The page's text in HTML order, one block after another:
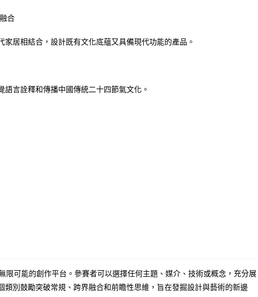
合
居相結合，設計既有文化底蘊又具備現代功能的產品。
言詮釋和傳播中國傳統二十四節氣文化。
可能的創作平台。參賽者可以選擇任何主題、媒介、技術或概念，充分展
類別鼓勵突破常規、跨界融合和前瞻性思維，旨在發掘設計與藝術的新邊